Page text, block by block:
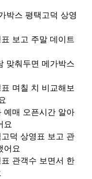
박스 평택고덕 상영
보고 주말 데이트
맞춰두면 메가박스
며칠 치 비교해보
예매 오픈시간 알아
요
덕 상영표 보고 관
어요
관객수 보면서 한